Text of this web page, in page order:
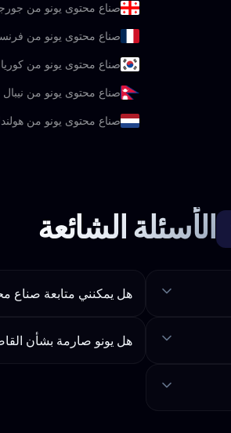
صناع محتوى يونو من
صناع محتوى يونو من
صناع محتوى يونو من كوريا
صناع محتوى يونو من نيبال
صناع محتوى يونو من
الأسئلة الشائعة
هل يمكنني متابعة صناع
هل يونو صارمة بشأن